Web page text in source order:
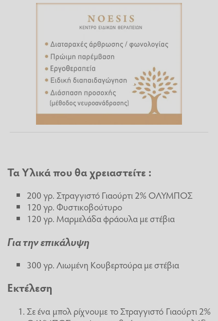
Τα Υλικά που θα χρειαστείτε :
200 γρ. Στραγγιστό Γιαούρτι 2% ΟΛΥΜΠΟΣ
120 γρ. Φυστικοβούτυρο
120 γρ. Μαρμελάδα φράουλα με στέβια
Για την επικάλυψη
300 γρ. Λιωμένη Κουβερτούρα με στέβια
Εκτέλεση
Σε ένα μπολ ρίχνουμε το Στραγγιστό Γιαούρτι 2%